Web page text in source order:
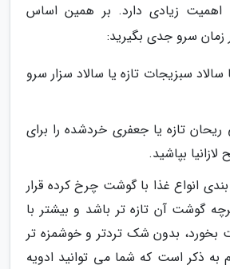
زیادی دارد. بر همین اساس
زمان سرو جدی بگیرید:
سالاد سبزیجات تازه یا سالاد سزار سرو
تازه یا جعفری خردشده را برای
بپاشید.
بندی انواع غذا با گوشت چرخ کرده قرار
گوشت آن تازه تر باشد و بیشتر با
بخورد، بدون شک تردتر و خوشمزه تر
به ذکر است که شما می توانید ادویه